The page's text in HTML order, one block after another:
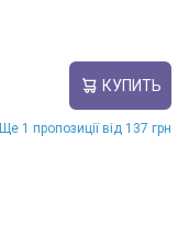
КУПИТЬ
Ще 1 пропозиції від 137 грн